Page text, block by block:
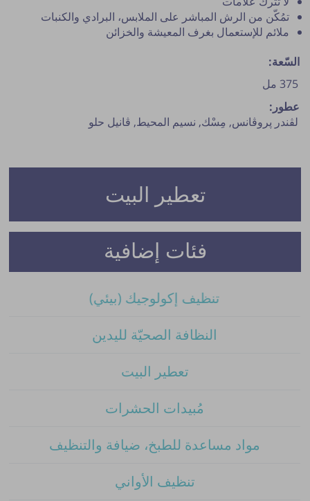
تعطير البيت
تمُكّن من الرش المباشر على الملابس، البرادي والكنبات
ملائم للإستعمال بغرف المعيشة والخزائن
عطور:
لڨندر پروڨانس, مِسْك, نسيم المحيط, ڨانيل حلو
السّعة:
375 مل
فئات إضافية
تنظيف إكولوجيك (بيئي)
النظافة الصحيّة لليدين
تعطير البيت
مُبيدات الحشرات
مواد مساعدة للطبخ، ضيافة والتنظيف
تنظيف الأواني